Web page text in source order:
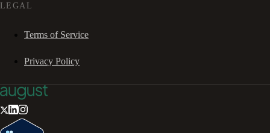
LEGAL
Terms of Service
Privacy Policy